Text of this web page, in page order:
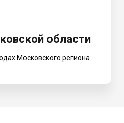
области
Московского региона